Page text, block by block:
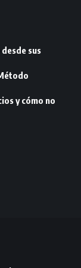
sus
y cómo no